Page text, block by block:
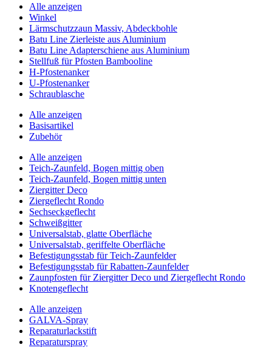
Alle anzeigen
Winkel
Lärmschutzzaun Massiv, Abdeckbohle
Batu Line Zierleiste aus Aluminium
Batu Line Adapterschiene aus Aluminium
Stellfuß für Pfosten Bambooline
H-Pfostenanker
U-Pfostenanker
Schraublasche
Alle anzeigen
Basisartikel
Zubehör
Alle anzeigen
Teich-Zaunfeld, Bogen mittig oben
Teich-Zaunfeld, Bogen mittig unten
Ziergitter Deco
Ziergeflecht Rondo
Sechseckgeflecht
Schweißgitter
Universalstab, glatte Oberfläche
Universalstab, geriffelte Oberfläche
Befestigungsstab für Teich-Zaunfelder
Befestigungsstab für Rabatten-Zaunfelder
Zaunpfosten für Ziergitter Deco und Ziergeflecht Rondo
Knotengeflecht
Alle anzeigen
GALVA-Spray
Reparaturlackstift
Reparaturspray